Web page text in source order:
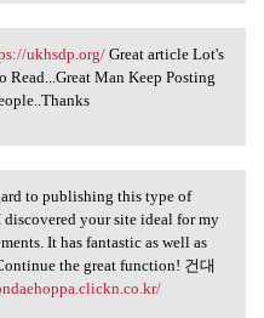
ukhsdp.org/
ukhsdp.org/Great article Lot's
Read...Great Man Keep Posting
to
to publishing this type of
your site ideal for my
It has fantastic as well as
the great function! 건대